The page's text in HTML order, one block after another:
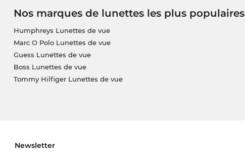
Nos marques de lunettes les plus populaires
Humphreys Lunettes de vue
Marc O Polo Lunettes de vue
Guess Lunettes de vue
Boss Lunettes de vue
Tommy Hilfiger Lunettes de vue
Newsletter